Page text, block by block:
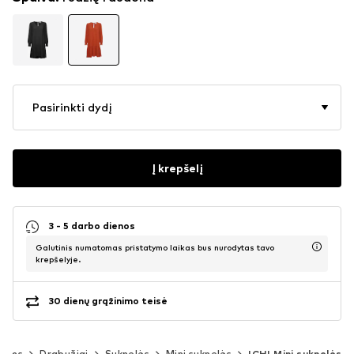
Pasirinkti dydį
Į krepšelį
3 - 5 darbo dienos
Galutinis numatomas pristatymo laikas bus nurodytas tavo
krepšelyje.
30 dienų grąžinimo teisė